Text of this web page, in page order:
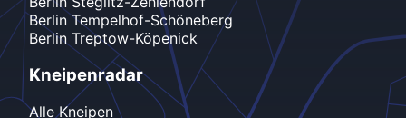
Kneipenradar
Alle Kneipen
BerlinTempelhof-Schöneberg
Berlin Treptow-Köpenick